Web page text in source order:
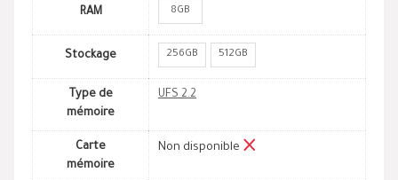
RAM 8GB
Stockage 256GB 512GB
Type de
mémoire
UFS 2.2
Carte
mémoire
Non disponible